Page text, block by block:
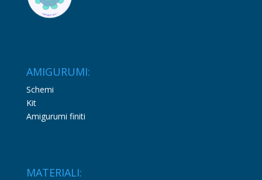
AMIGURUMI:
Schemi
Kit
Amigurumi finiti
MATERIALI: